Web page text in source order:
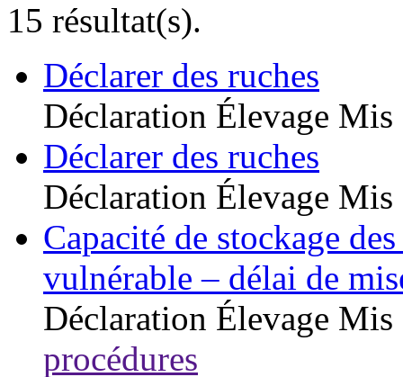
15 résultat(s).
Déclarer des ruches
Déclaration Élevage Mis
Déclarer des ruches
Déclaration Élevage Mis
Capacité de stockage
vulnérable – délai de
Déclaration Élevage Mis
procédures